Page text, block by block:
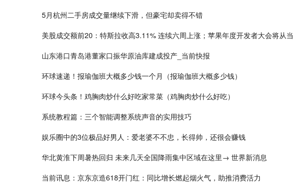
5月杭州二手房成交量继续下滑，但豪宅却卖得不错
美股成交额前20：特斯拉收高3.11% 连续六周上涨；苹果年度开发者大会将从
山东港口青岛港董家口振华原油库建成投产_当前快报
环球速递！报瑜伽班大概多少钱一个月（报瑜伽班大概多少钱）
环球今头条！鸡胸肉炒什么好吃家常菜（鸡胸肉炒什么好吃）
系统教程篇：三个智能调整系统声音的实用技巧
娱乐圈中的3位极品好男人：爱老婆不不忠，长得帅，还很会赚钱
华北黄淮下周暑热回归 未来几天全国降雨集中区域在这里→ 世界新消息
当前讯息：京东京造618开门红：同比增长燃起烟火气，助推消费活力